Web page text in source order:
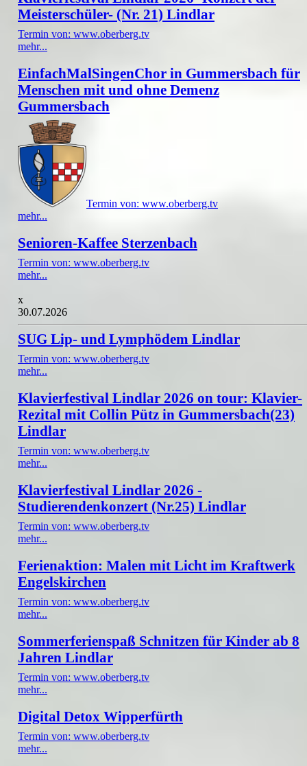
Meisterschüler- (Nr. 21) Lindlar
Termin von: www.oberberg.tv
mehr...
EinfachMalSingenChor in Gummersbach für
Menschen mit und ohne Demenz
Gummersbach
Termin von: www.oberberg.tv
mehr...
Senioren-Kaffee Sterzenbach
Termin von: www.oberberg.tv
mehr...
x
30.07.2026
SUG Lip- und Lymphödem Lindlar
Termin von: www.oberberg.tv
mehr...
Klavierfestival Lindlar 2026 on tour: Klavier-
Rezital mit Collin Pütz in Gummersbach(23)
Lindlar
Termin von: www.oberberg.tv
mehr...
Klavierfestival Lindlar 2026 -
Studierendenkonzert (Nr.25) Lindlar
Termin von: www.oberberg.tv
mehr...
Ferienaktion: Malen mit Licht im Kraftwerk
Engelskirchen
Termin von: www.oberberg.tv
mehr...
Sommerferienspaß Schnitzen für Kinder ab 8
Jahren Lindlar
Termin von: www.oberberg.tv
mehr...
Digital Detox Wipperfürth
Termin von: www.oberberg.tv
mehr...